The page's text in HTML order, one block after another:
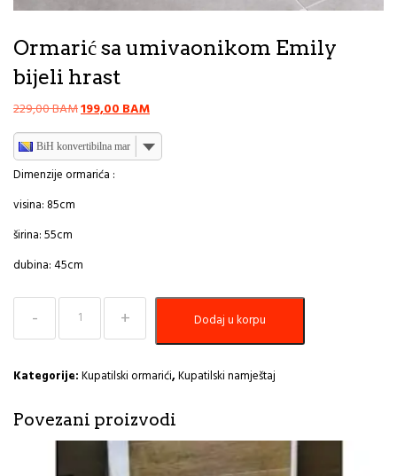
Ormarić sa umivaonikom Emily
bijeli hrast
229,00BAMOriginal
was:
229,00 BAM.
199,00BAMCurrent
is:
199,00 BAM.
BiH konvertibilna marka
Dimenzije ormarića :
visina: 85cm
širina: 55cm
dubina: 45cm
Ormarić
umivaonikom
bijeli
Dodaj u korpu
Kategorije:Kupatilski ormarići,Kupatilski namještaj
Povezani proizvodi